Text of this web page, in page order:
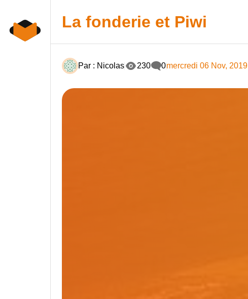
content
La fonderie et Piwi
Par : Nicolas 230 0mercredi 06 Nov, 2019